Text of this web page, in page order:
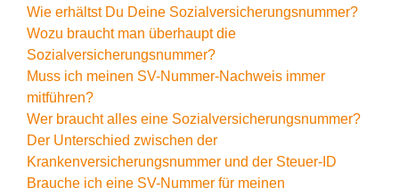
Wie erhältst Du Deine Sozialversicherungsnummer?
Wozu braucht man überhaupt die
Sozialversicherungsnummer?
Muss ich meinen SV-Nummer-Nachweis immer
mitführen?
Wer braucht alles eine Sozialversicherungsnummer?
Der Unterschied zwischen der
Krankenversicherungsnummer und der Steuer-ID
Brauche ich eine SV-Nummer für meinen